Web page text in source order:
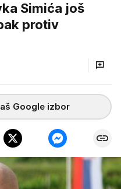
Simića još
protiv
Google izbor